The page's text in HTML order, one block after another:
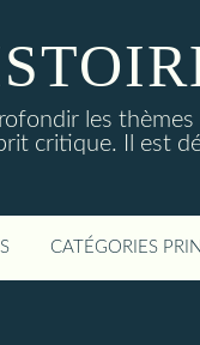
les
critique. Il est
CATÉGORIES